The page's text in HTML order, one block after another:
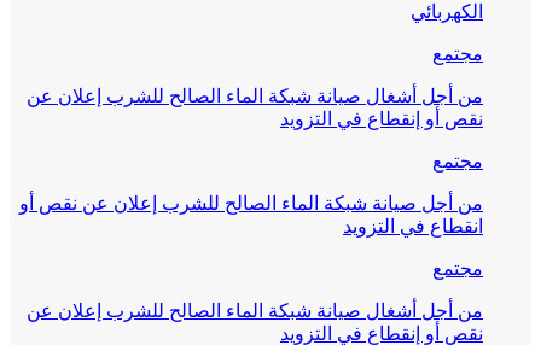
الكهربائي
مجتمع
من أجل أشغال صيانة شبكة الماء الصالح للشرب إعلان عن
نقص أو إنقطاع في التزويد
مجتمع
من أجل صيانة شبكة الماء الصالح للشرب إعلان عن نقص أو
انقطاع في التزويد
مجتمع
من أجل أشغال صيانة شبكة الماء الصالح للشرب إعلان عن
نقص أو إنقطاع في التزويد